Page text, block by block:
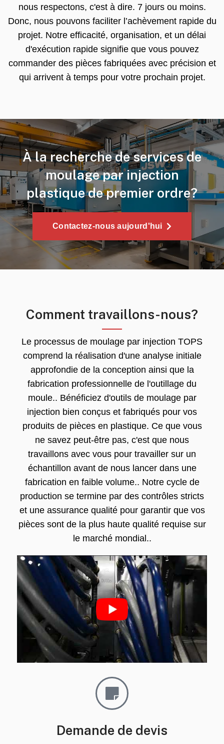
nous respectons, c'est à dire. 7 jours ou moins.
Donc, nous pouvons faciliter l’achèvement rapide du
projet. Notre efficacité, organisation, et un délai
d'exécution rapide signifie que vous pouvez
commander des pièces fabriquées avec précision et
qui arrivent à temps pour votre prochain projet.
À la recherche de services de
moulage par injection
plastique de premier ordre?
Contactez-nous aujourd'hui
Comment travaillons-nous?
Le processus de moulage par injection TOPS
comprend la réalisation d'une analyse initiale
approfondie de la conception ainsi que la
fabrication professionnelle de l'outillage du
moule.. Bénéficiez d'outils de moulage par
injection bien conçus et fabriqués pour vos
produits de pièces en plastique. Ce que vous
ne savez peut-être pas, c'est que nous
travaillons avec vous pour travailler sur un
échantillon avant de nous lancer dans une
fabrication en faible volume.. Notre cycle de
production se termine par des contrôles stricts
et une assurance qualité pour garantir que vos
pièces sont de la plus haute qualité requise sur
le marché mondial..
Demande de devis